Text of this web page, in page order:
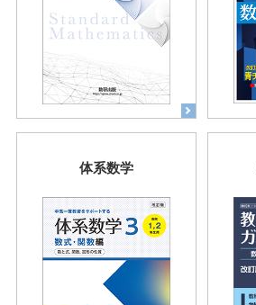
体系数学